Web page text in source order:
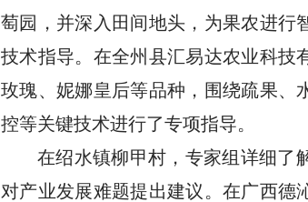
萄园，并深入田间地头，为果农进行
技术指导。在全州县汇易达农业科技
玫瑰、妮娜皇后等品种，围绕疏果、
控等关键技术进行了专项指导。
在绍水镇柳甲村，专家组详细了
对产业发展难题提出建议。在广西德